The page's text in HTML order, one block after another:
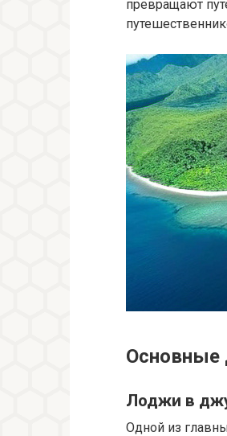
превращают
Основные
Лоджи в
Одной из